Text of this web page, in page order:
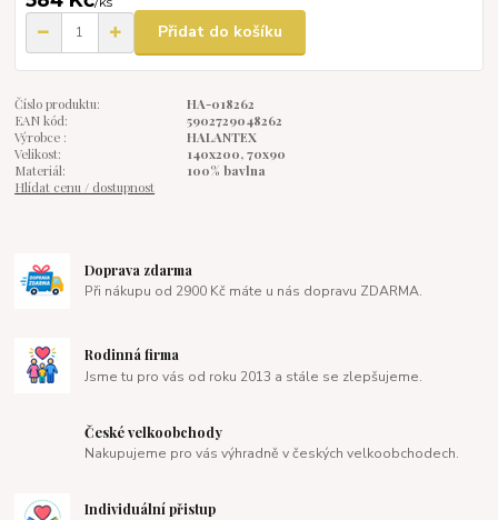
Přidat do košíku
Číslo produktu:
HA-018262
EAN kód:
5902729048262
Výrobce :
HALANTEX
Velikost:
140x200, 70x90
Materiál:
100% bavlna
Hlídat cenu / dostupnost
Doprava zdarma
Při nákupu od 2900 Kč máte u nás dopravu ZDARMA.
Rodinná firma
Jsme tu pro vás od roku 2013 a stále se zlepšujeme.
České velkoobchody
Nakupujeme pro vás výhradně v českých velkoobchodech.
Individuální přistup